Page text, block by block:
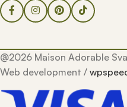
@2026 Maison Adorable
Web development /